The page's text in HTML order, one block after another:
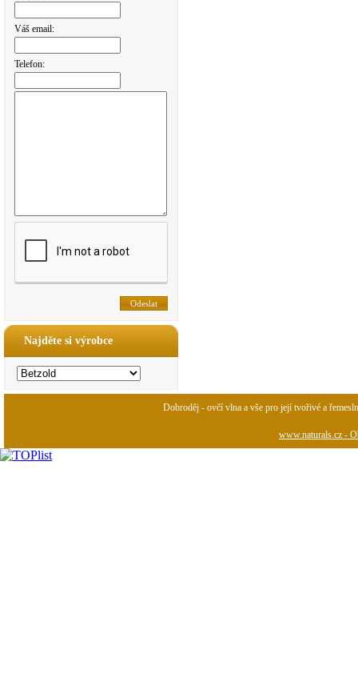
Váš email:
Telefon:
Najděte si výrobce
Dobroděj - ovčí vlna a vše pro její tvořivé a
www.naturals.cz -